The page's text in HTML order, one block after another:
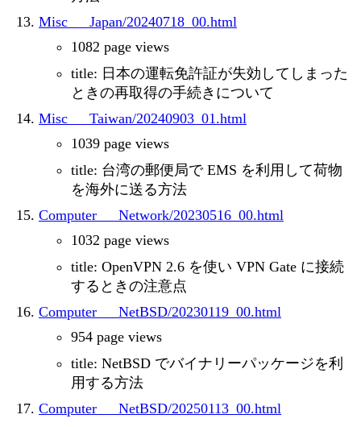
Misc___Japan/20240718_00.html
1082 page views
title: 日本の運転免許証が失効してしまった
ときの再取得の手続きについて
Misc___Taiwan/20240903_01.html
1039 page views
title: 台湾の郵便局で EMS を利用して荷物
を海外に送る方法
Computer___Network/20230516_00.html
1032 page views
title: OpenVPN 2.6 を使い VPN Gate に接続
するときの注意点
Computer___NetBSD/20230119_00.html
954 page views
title: NetBSD でバイナリーパッケージを利
用する方法
Computer___NetBSD/20250113_00.html